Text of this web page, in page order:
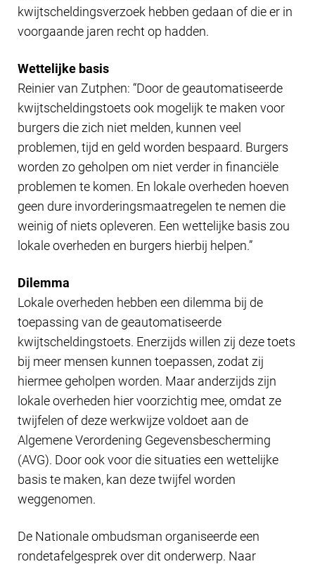
kwijtscheldingsverzoek hebben gedaan of die er in
voorgaande jaren recht op hadden.
Wettelijke basis
Reinier van Zutphen: “Door de geautomatiseerde
kwijtscheldingstoets ook mogelijk te maken voor
burgers die zich niet melden, kunnen veel
problemen, tijd en geld worden bespaard. Burgers
worden zo geholpen om niet verder in financiële
problemen te komen. En lokale overheden hoeven
geen dure invorderingsmaatregelen te nemen die
weinig of niets opleveren. Een wettelijke basis zou
lokale overheden en burgers hierbij helpen.”
Dilemma
Lokale overheden hebben een dilemma bij de
toepassing van de geautomatiseerde
kwijtscheldingstoets. Enerzijds willen zij deze toets
bij meer mensen kunnen toepassen, zodat zij
hiermee geholpen worden. Maar anderzijds zijn
lokale overheden hier voorzichtig mee, omdat ze
twijfelen of deze werkwijze voldoet aan de
Algemene Verordening Gegevensbescherming
(AVG). Door ook voor die situaties een wettelijke
basis te maken, kan deze twijfel worden
weggenomen.
De Nationale ombudsman organiseerde een
rondetafelgesprek over dit onderwerp. Naar